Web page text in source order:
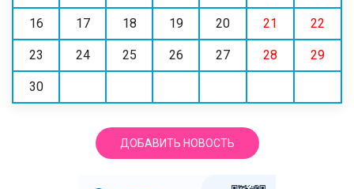
16 17 18 19 20 21 22
23 24 25 26 27 28 29
30
ДОБАВИТЬ НОВОСТЬ